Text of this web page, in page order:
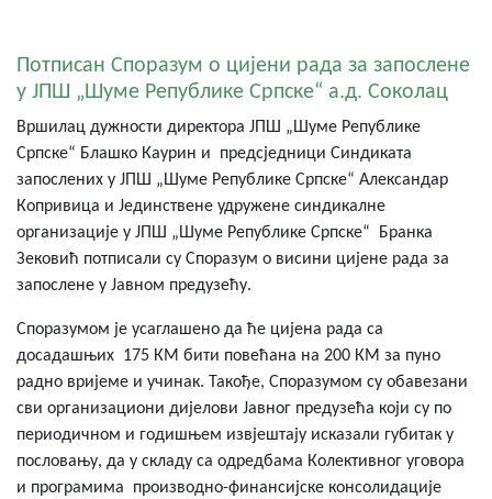
Потписан Споразум о цијени рада за запослене
у ЈПШ „Шуме Републике Српске“ а.д. Соколац
Вршилац дужности директора ЈПШ „Шуме Републике
Српске“ Блашко Каурин и предсједници Синдиката
запослених у ЈПШ „Шуме Републике Српске“ Александар
Копривица и Јединствене удружене синдикалне
организације у ЈПШ „Шуме Републике Српске“ Бранка
Зековић потписали су Споразум о висини цијене рада за
запослене у Јавном предузећу.
Споразумом је усаглашено да ће цијена рада са
досадашњих 175 КМ бити повећана на 200 КМ за пуно
радно вријеме и учинак. Такође, Споразумом су обавезани
сви организациони дијелови Јавног предузећа који су по
периодичном и годишњем извјештају исказали губитак у
пословању, да у складу са одредбама Колективног уговора
и програмима производно-финансијске консолидације